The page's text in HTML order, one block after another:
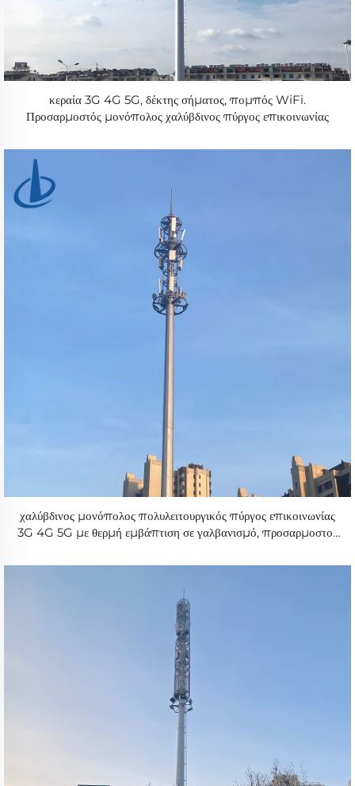
κεραία 3G 4G 5G, δέκτης σήματος, πομπός WiFi.
Προσαρμοστός μονόπολος χαλύβδινος πύργος επικοινωνίας
χαλύβδινος μονόπολος πολυλειτουργικός πύργος επικοινωνίας
3G 4G 5G με θερμή εμβάπτιση σε γαλβανισμό, προσαρμοστού